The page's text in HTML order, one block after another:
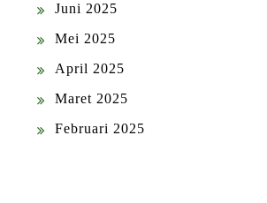
Juni 2025
Mei 2025
April 2025
Maret 2025
Februari 2025